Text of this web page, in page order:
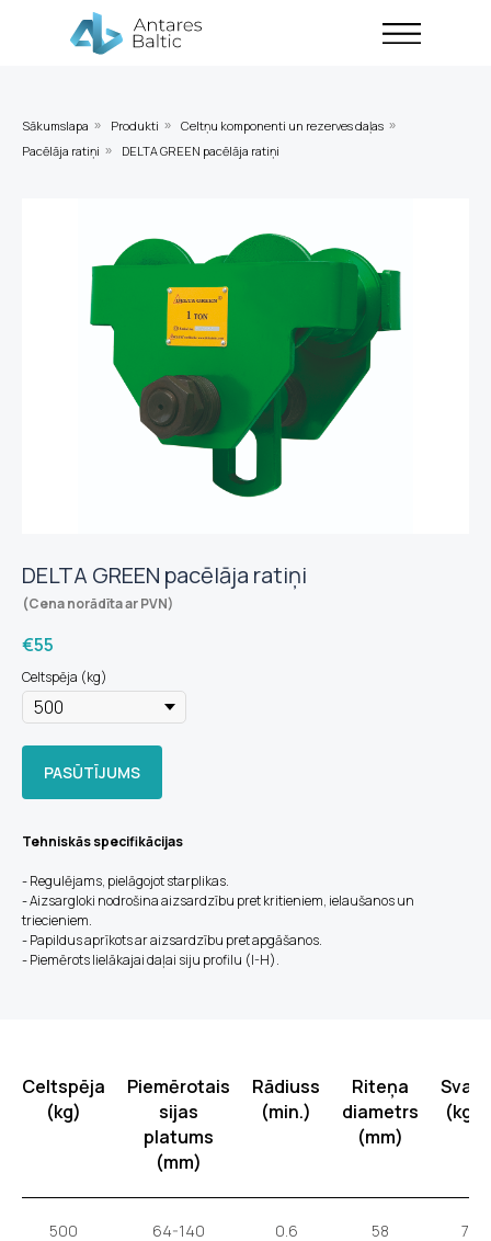
Sākumslapa » Produkti » Celtņu komponenti un rezerves daļas »
Pacēlāja ratiņi » DELTA GREEN pacēlāja ratiņi
DELTA GREEN pacēlāja ratiņi
(Cena norādīta ar PVN)
€55
Celtspēja (kg)
PASŪTĪJUMS
Tehniskās specifikācijas
- Regulējams, pielāgojot starplikas.
- Aizsargloki nodrošina aizsardzību pret kritieniem, ielaušanos un
triecieniem.
- Papildus aprīkots ar aizsardzību pret apgāšanos.
- Piemērots lielākajai daļai siju profilu (I-H).
Celtspēja
(kg)
Piemērotais
sijas
platums
(mm)
Rādiuss
(min.)
Riteņa
diametrs
(mm)
Svars
(kg).
500 64-140 0.6 58 7